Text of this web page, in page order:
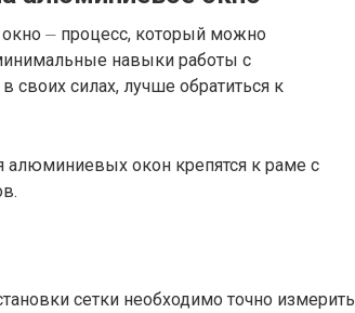
⏤ процесс, который можно
навыки работы с
своих силах, лучше обратиться к
алюминиевых окон крепятся к раме с
сетки необходимо точно измерить